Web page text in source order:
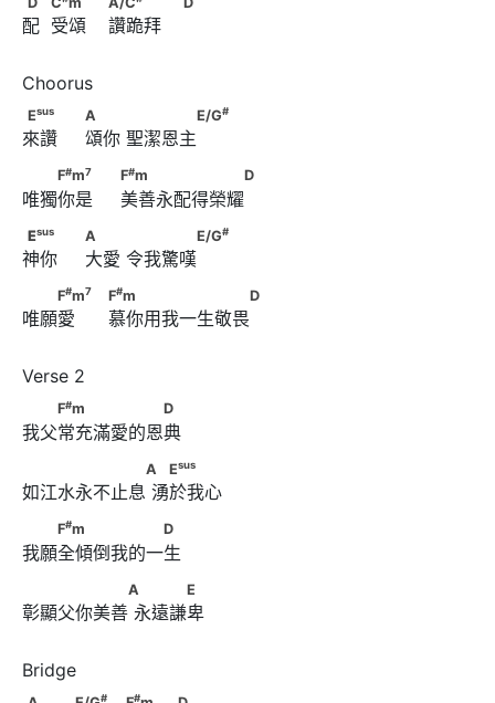
D
配  受頌    讚跪拜
Esus A　　      　　　　E/G
Esus A E/G#
來讚     頌你 聖潔恩主
F#m F
F#m7 F#m D
唯獨你是     美善永配得榮耀
EEsus A　　      　　　　E/G
E
Esus A E/G#
神你     大愛 令我驚嘆
F#m
F#m　　　　　　　　D
F#m7 F#m D
唯願愛      慕你用我一生敬畏
F#m　　　　　　D
F#m D
我父常充滿愛的恩典
A      　E
A Esus
如江水永不止息 湧於我心
F#m　　　　　　D
F#m D
我願全傾倒我的一生
A      　　　E
A E
彰顯父你美善 永遠謙卑
#
# #